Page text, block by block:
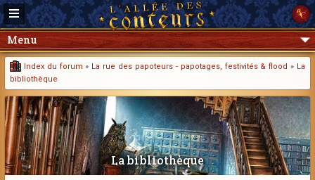
Menu
Index du forum » La rue des papoteurs - papotages, festivités & flood » La
bibliothèque
La bibliothèque